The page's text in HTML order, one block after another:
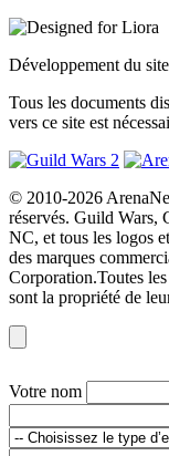
Développement du
Tous les documents
vers ce site est
© 2010-2026
réservés. Guild Wars,
NC, et tous les logos
des marques
Corporation.Toutes
sont la propriété de
Votre nom